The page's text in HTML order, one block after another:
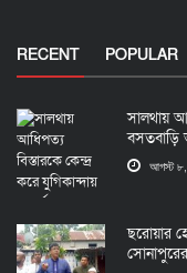
RECENT POPULAR
সালথায়
বসতবাড়ি
আগস্ট
ছরোয়ার